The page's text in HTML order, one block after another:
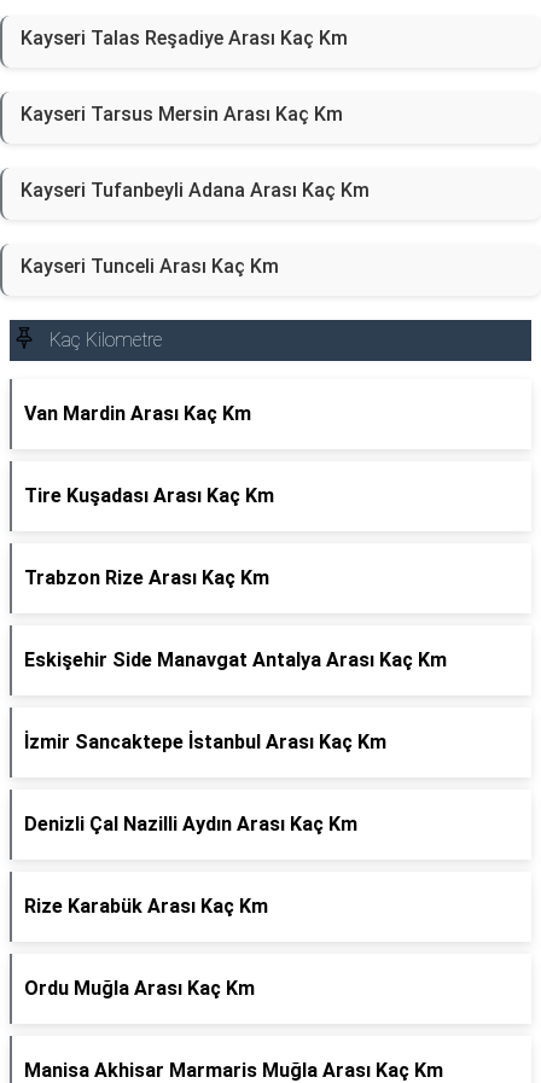
Kayseri Talas Reşadiye Arası Kaç Km
Kayseri Tarsus Mersin Arası Kaç Km
Kayseri Tufanbeyli Adana Arası Kaç Km
Kayseri Tunceli Arası Kaç Km
Kaç Kilometre
Van Mardin Arası Kaç Km
Tire Kuşadası Arası Kaç Km
Trabzon Rize Arası Kaç Km
Eskişehir Side Manavgat Antalya Arası Kaç Km
İzmir Sancaktepe İstanbul Arası Kaç Km
Denizli Çal Nazilli Aydın Arası Kaç Km
Rize Karabük Arası Kaç Km
Ordu Muğla Arası Kaç Km
Manisa Akhisar Marmaris Muğla Arası Kaç Km